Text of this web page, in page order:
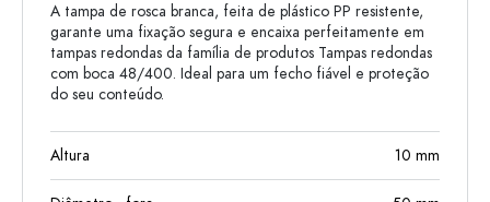
A tampa de rosca branca, feita de plástico PP resistente,
garante uma fixação segura e encaixa perfeitamente em
tampas redondas da família de produtos Tampas redondas
com boca 48/400. Ideal para um fecho fiável e proteção
do seu conteúdo.
Altura 10 mm